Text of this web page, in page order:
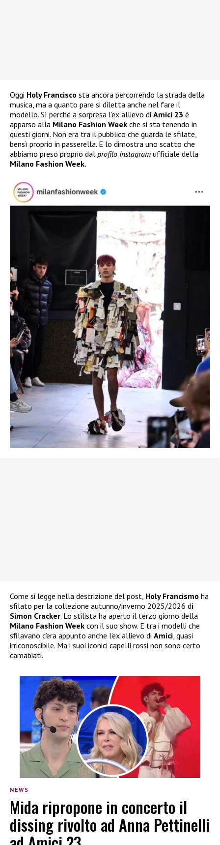
Oggi Holy Francisco sta ancora percorrendo la strada della
musica, ma a quanto pare si diletta anche nel fare il
modello. Sì perché a sorpresa l’ex allievo di Amici 23 è
apparso alla Milano Fashion Week che si sta tenendo in
questi giorni. Non era tra il pubblico che guarda le sfilate,
bensì proprio in passerella. E lo dimostra uno scatto che
abbiamo preso proprio dal profilo Instagram ufficiale della
Milano Fashion Week.
Come si legge nella descrizione del post, Holy Francismo ha
sfilato per la collezione autunno/inverno 2025/2026 di
Simon Cracker. Lo stilista ha aperto il terzo giorno della
Milano Fashion Week con il suo show. E tra i modelli che
sfilavano c’era appunto anche l’ex allievo di Amici, quasi
irriconoscibile. Ma i suoi iconici capelli rossi non sono certo
camabiati.
NEWS
Mida ripropone in concerto il
dissing rivolto ad Anna Pettinelli